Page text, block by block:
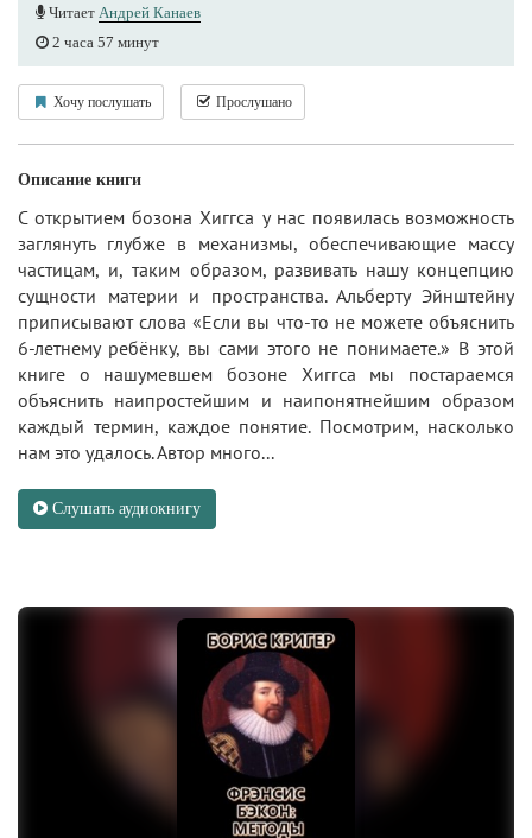
Читает Андрей Канаев
2 часа 57 минут
Хочу послушать Прослушано
Описание книги
С открытием бозона Хиггса у нас появилась возможность
заглянуть глубже в механизмы, обеспечивающие массу
частицам, и, таким образом, развивать нашу концепцию
сущности материи и пространства. Альберту Эйнштейну
приписывают слова «Если вы что-то не можете объяснить
6-летнему ребёнку, вы сами этого не понимаете.» В этой
книге о нашумевшем бозоне Хиггса мы постараемся
объяснить наипростейшим и наипонятнейшим образом
каждый термин, каждое понятие. Посмотрим, насколько
нам это удалось. Автор много...
Слушать аудиокнигу